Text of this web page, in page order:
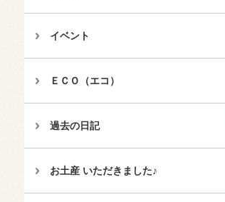
イベント
ＥＣＯ（エコ）
過去の日記
お土産 いただきました♪